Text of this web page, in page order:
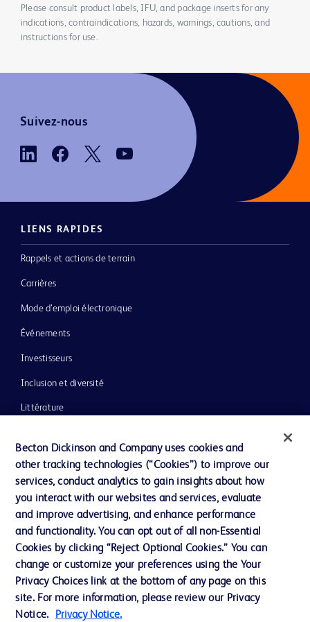
Please consult product labels, IFU, and package inserts for any
indications, contraindications, hazards, warnings, cautions, and
instructions for use.
Suivez-nous
LIENS RAPIDES
Rappels et actions de terrain
Carrières
Mode d’emploi électronique
Événements
Investisseurs
Inclusion et diversité
Littérature
Notre entreprise
Éthique et conformité
Assistance
Nous contacter
Préférences en matière de cookies
Confidentialité
Becton Dickinson and Company uses cookies and
other tracking technologies (“Cookies”) to improve our
services, conduct analytics to gain insights about how
you interact with our websites and services, evaluate
and improve advertising, and enhance performance
and functionality. You can opt out of all non-Essential
Cookies by clicking “Reject Optional Cookies.” You can
change or customize your preferences using the Your
Privacy Choices link at the bottom of any page on this
site. For more information, please review our Privacy
Notice.
Privacy Notice.